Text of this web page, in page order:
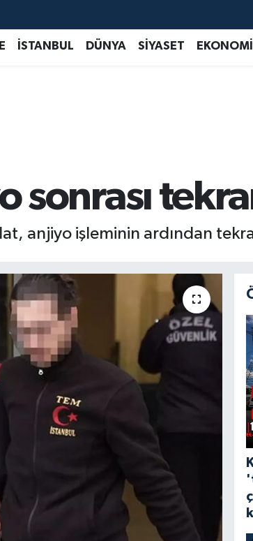
İSTANBUL DÜNYA SİYASET EKONOMİ
sonrası
anjiyo işleminin ardından